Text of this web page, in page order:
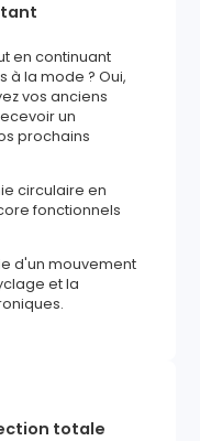
en continuant
à la mode ? Oui,
vos anciens
un
prochains
circulaire en
fonctionnels
d'un mouvement
et la
totale